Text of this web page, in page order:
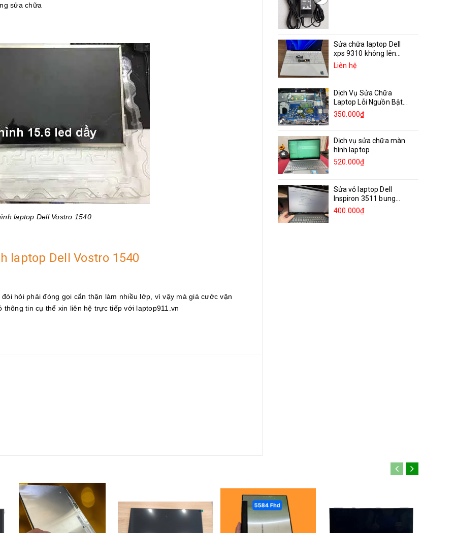
sửa chữa
laptop Dell Vostro 1540
laptop Dell Vostro 1540
hỏi phải đóng gọi cẩn thận làm nhiều lớp, vì vậy mà giá cước vận
tin cụ thể xin liên hệ trực tiếp với laptop911.vn
Sửa chữa laptop Dell
xps 9310 không lên...
Liên hệ
Dịch Vụ Sửa Chữa
Laptop Lỗi Nguồn Bật...
350.000₫
Dịch vụ sửa chữa màn
hình laptop
520.000₫
Sửa vỏ laptop Dell
Inspiron 3511 bung
bản...
400.000₫